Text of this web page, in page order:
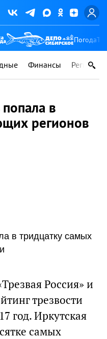
Погода
Финансы Регионы
в
регионов
в тридцатку самых
Россия» и
трезвости
год. Иркутская
самых